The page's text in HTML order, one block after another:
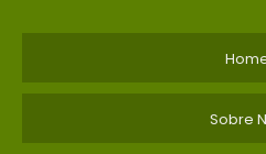
Sobre